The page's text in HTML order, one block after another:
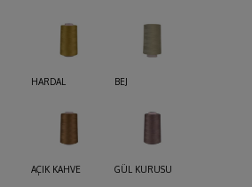
HARDAL BEJ
AÇIK KAHVE GÜL KURUSU